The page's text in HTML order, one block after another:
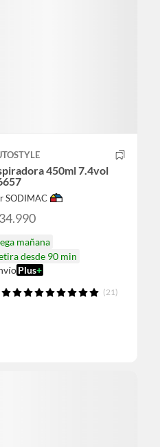
450ml 7.4vol
SODIMAC
mañana
desde 90 min
Plus+
(21)